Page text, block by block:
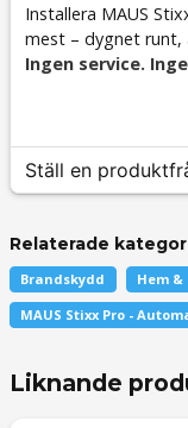
Installera MAUS
mest – dygnet runt,
Ingen service.
Ställ en
question
Fråga oss något
Relaterade
Brandskydd
Hem
MAUS Stixx Pro -
Liknande